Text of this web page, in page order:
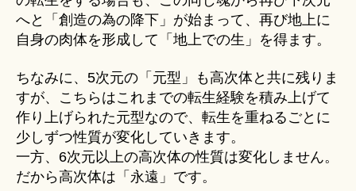
へと「創造の為の降下」が始まって、再び地上に
自身の肉体を形成して「地上での生」を得ます。
ちなみに、5次元の「元型」も高次体と共に残りま
すが、こちらはこれまでの転生経験を積み上げて
作り上げられた元型なので、転生を重ねるごとに
少しずつ性質が変化していきます。
一方、6次元以上の高次体の性質は変化しません。
だから高次体は「永遠」です。